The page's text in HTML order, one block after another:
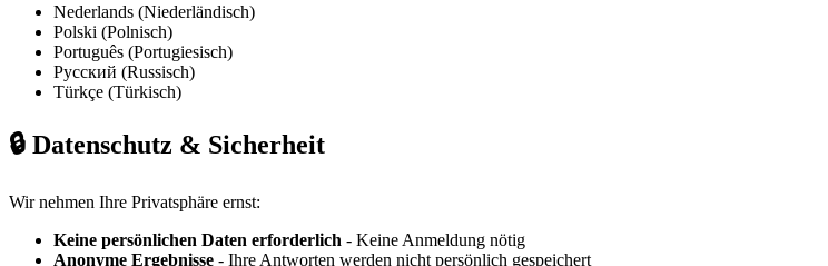
Nederlands (Niederländisch)
Polski (Polnisch)
Português (Portugiesisch)
Русский (Russisch)
Türkçe (Türkisch)
🔒 Datenschutz & Sicherheit
Wir nehmen Ihre Privatsphäre ernst:
Keine persönlichen Daten erforderlich - Keine Anmeldung nötig
Anonyme Ergebnisse - Ihre Antworten werden nicht persönlich gespeichert